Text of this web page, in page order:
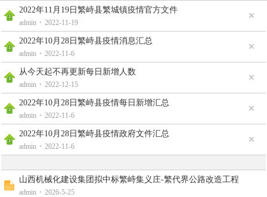
驿
2022年11月19日繁峙县繁城镇疫情官方文件
admin • 2022-11-19
2022年10月28日繁峙县疫情消息汇总
admin • 2022-11-6
从今天起不再更新每日新增人数
admin • 2022-12-15
2022年10月28日繁峙县疫情每日新增汇总
admin • 2022-11-6
2022年10月28日繁峙县疫情政府文件汇总
admin • 2022-11-6
山西机械化建设集团拟中标繁峙集义庄-繁代界公路改造工程
admin • 2026-5-25